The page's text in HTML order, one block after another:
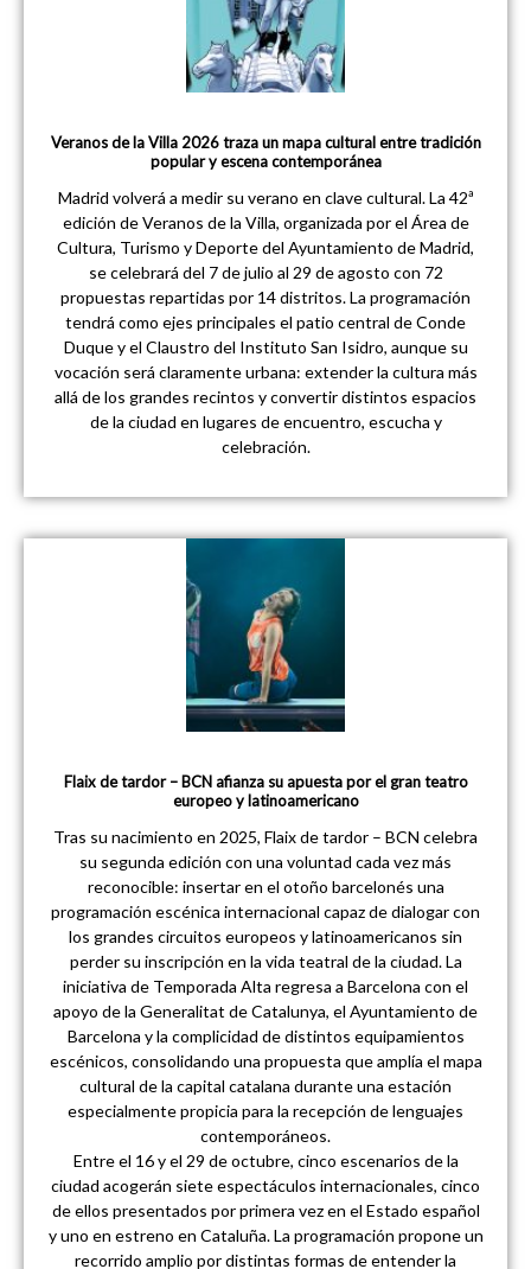
Veranos de la Villa 2026 traza un mapa cultural entre tradición
popular y escena contemporánea
Madrid volverá a medir su verano en clave cultural. La 42ª
edición de Veranos de la Villa, organizada por el Área de
Cultura, Turismo y Deporte del Ayuntamiento de Madrid,
se celebrará del 7 de julio al 29 de agosto con 72
propuestas repartidas por 14 distritos. La programación
tendrá como ejes principales el patio central de Conde
Duque y el Claustro del Instituto San Isidro, aunque su
vocación será claramente urbana: extender la cultura más
allá de los grandes recintos y convertir distintos espacios
de la ciudad en lugares de encuentro, escucha y
celebración.
Flaix de tardor – BCN afianza su apuesta por el gran teatro
europeo y latinoamericano
Tras su nacimiento en 2025, Flaix de tardor – BCN celebra
su segunda edición con una voluntad cada vez más
reconocible: insertar en el otoño barcelonés una
programación escénica internacional capaz de dialogar con
los grandes circuitos europeos y latinoamericanos sin
perder su inscripción en la vida teatral de la ciudad. La
iniciativa de Temporada Alta regresa a Barcelona con el
apoyo de la Generalitat de Catalunya, el Ayuntamiento de
Barcelona y la complicidad de distintos equipamientos
escénicos, consolidando una propuesta que amplía el mapa
cultural de la capital catalana durante una estación
especialmente propicia para la recepción de lenguajes
contemporáneos.
Entre el 16 y el 29 de octubre, cinco escenarios de la
ciudad acogerán siete espectáculos internacionales, cinco
de ellos presentados por primera vez en el Estado español
y uno en estreno en Cataluña. La programación propone un
recorrido amplio por distintas formas de entender la